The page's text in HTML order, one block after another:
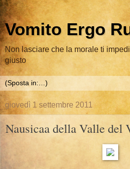
Vomito Ergo
Non lasciare che la morale ti
giusto
giovedì 1 settembre 2011
Nausicaa della Valle del